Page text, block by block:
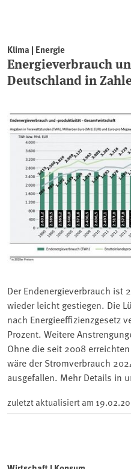
Klima | Energie
Energieverbrauch
Deutschland in
Der Endenergieverbrauch ist
wieder leicht gestiegen. Die
nach Energieeffizienzgesetz
Prozent. Weitere
Ohne die seit 2008
wäre der Stromverbrauch
ausgefallen. Mehr Details in
zuletzt aktualisiert am